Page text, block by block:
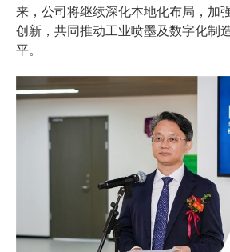
来，公司将继续深化本地化布局，加
创新，共同推动工业喷墨及数字化制
平。